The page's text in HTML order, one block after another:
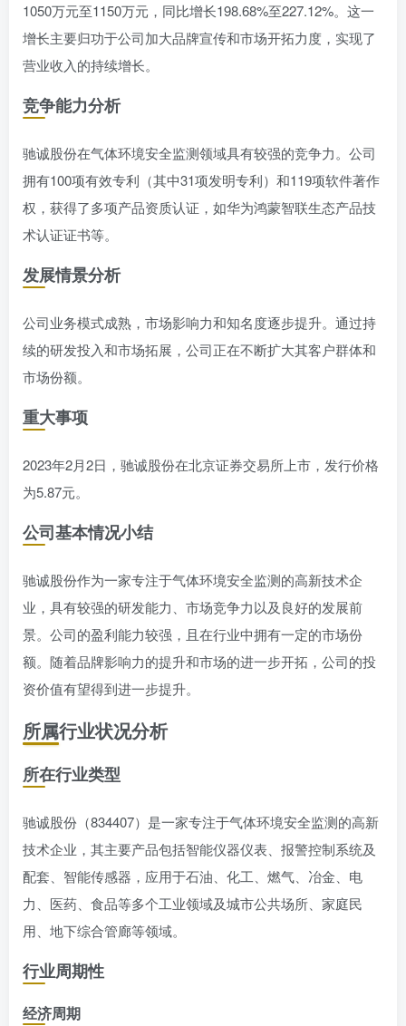
1050万元至1150万元，同比增长198.68%至227.12%。这一
增长主要归功于公司加大品牌宣传和市场开拓力度，实现了
营业收入的持续增长。
竞争能力分析
驰诚股份在气体环境安全监测领域具有较强的竞争力。公司
拥有100项有效专利（其中31项发明专利）和119项软件著作
权，获得了多项产品资质认证，如华为鸿蒙智联生态产品技
术认证证书等。
发展情景分析
公司业务模式成熟，市场影响力和知名度逐步提升。通过持
续的研发投入和市场拓展，公司正在不断扩大其客户群体和
市场份额。
重大事项
2023年2月2日，驰诚股份在北京证券交易所上市，发行价格
为5.87元。
公司基本情况小结
驰诚股份作为一家专注于气体环境安全监测的高新技术企
业，具有较强的研发能力、市场竞争力以及良好的发展前
景。公司的盈利能力较强，且在行业中拥有一定的市场份
额。随着品牌影响力的提升和市场的进一步开拓，公司的投
资价值有望得到进一步提升。
所属行业状况分析
所在行业类型
驰诚股份（834407）是一家专注于气体环境安全监测的高新
技术企业，其主要产品包括智能仪器仪表、报警控制系统及
配套、智能传感器，应用于石油、化工、燃气、冶金、电
力、医药、食品等多个工业领域及城市公共场所、家庭民
用、地下综合管廊等领域。
行业周期性
经济周期